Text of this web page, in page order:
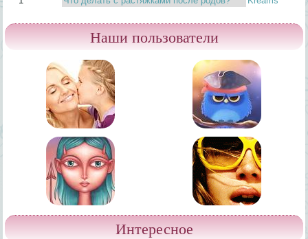
Наши пользователи
Интересное